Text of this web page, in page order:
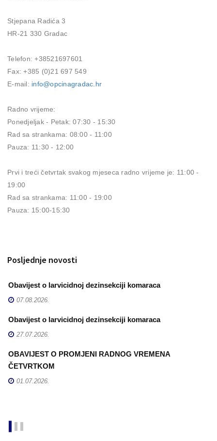
Stjepana Radića 3
HR-21 330 Gradac
Telefon: +38521697601
Fax: +385 (0)21 697 549
E-mail: info@opcinagradac.hr
Radno vrijeme:
Ponedjeljak - Petak: 07:30 - 15:30
Rad sa strankama: 08:00 - 11:00
Pauza: 11:30 - 12:00
Prvi i treći četvrtak svakog mjeseca radno vrijeme je: 11:00 -
19:00
Rad sa strankama: 11:00 - 19:00
Pauza: 15:00-15:30
Posljednje novosti
Obavijest o larvicidnoj dezinsekciji komaraca
07.08.2026.
Obavijest o larvicidnoj dezinsekciji komaraca
27.07.2026.
OBAVIJEST O PROMJENI RADNOG VREMENA
ČETVRTKOM
01.07.2026.